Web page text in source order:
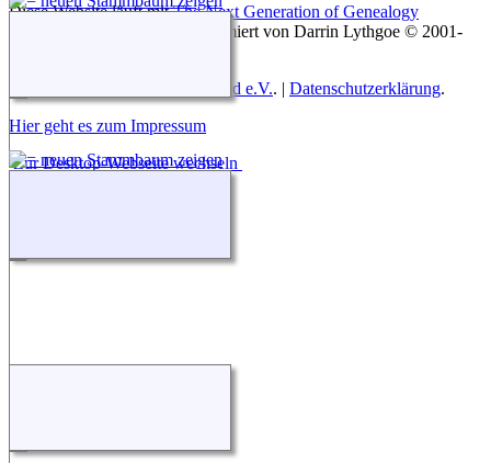
Diese Website läuft mitThe Next Generation of Genealogy
v. 15.0.3, programmiert von Darrin Lythgoe © 2001-
Roland zu Dortmund e.V.. | Datenschutzerklärung.
Hier geht es zum Impressum
Zur Desktop-Webseite wechseln